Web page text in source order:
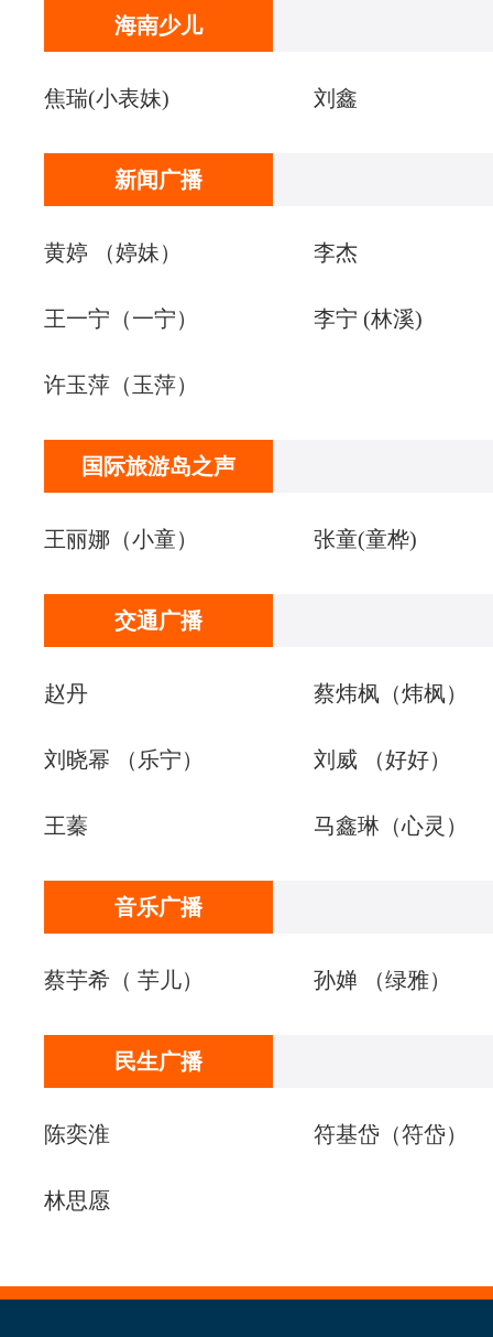
海南少儿
焦瑞(小表妹) 刘鑫
新闻广播
黄婷 （婷妹） 李杰
王一宁（一宁） 李宁 (林溪)
许玉萍（玉萍）
国际旅游岛之声
王丽娜（小童） 张童(童桦)
交通广播
赵丹 蔡炜枫（炜枫）
刘晓幂 （乐宁） 刘威 （好好）
王蓁 ​马鑫琳（心灵）
音乐广播
蔡芋希（ 芋儿） 孙婵 （绿雅）
民生广播
陈奕淮 符基岱（符岱）
林思愿